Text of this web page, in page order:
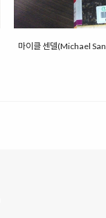
마이클 센델(Michael